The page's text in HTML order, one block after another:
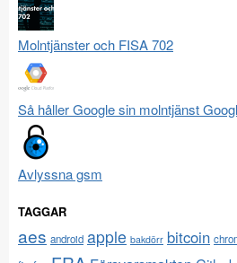
Molntjänster och FISA 702
Så håller Google sin molntjänst
Avlyssna gsm
TAGGAR
aes android apple bakdörr bitcoin